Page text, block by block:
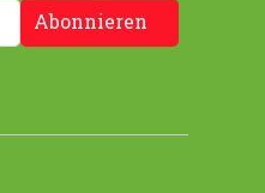
Abonnieren